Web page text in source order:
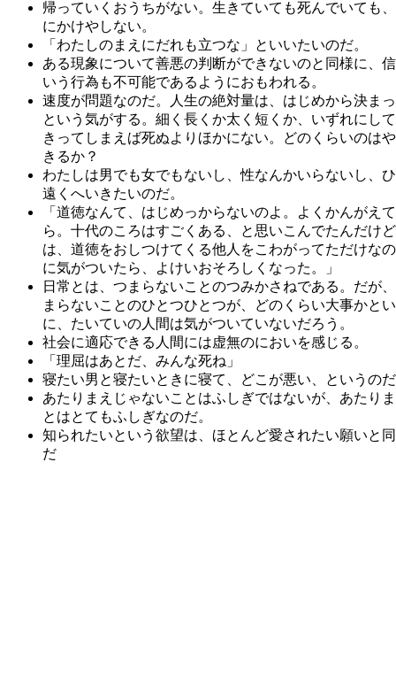
帰っていくおうちがない。生きていても死んでいても
にかけやしない。
「わたしのまえにだれも立つな」といいたいのだ。
ある現象について善悪の判断ができないのと同様に、
いう行為も不可能であるようにおもわれる。
速度が問題なのだ。人生の絶対量は、はじめから決ま
という気がする。細く長くか太く短くか、いずれにし
きってしまえば死ぬよりほかにない。どのくらいのは
きるか？
わたしは男でも女でもないし、性なんかいらないし、
遠くへいきたいのだ。
「道徳なんて、はじめっからないのよ。よくかんがえ
ら。十代のころはすごくある、と思いこんでたんだけ
は、道徳をおしつけてくる他人をこわがってただけな
に気がついたら、よけいおそろしくなった。」
日常とは、つまらないことのつみかさねである。だが
まらないことのひとつひとつが、どのくらい大事かと
に、たいていの人間は気がついていないだろう。
社会に適応できる人間には虚無のにおいを感じる。
「理屈はあとだ、みんな死ね」
寝たい男と寝たいときに寝て、どこが悪い、というの
あたりまえじゃないことはふしぎではないが、あたり
とはとてもふしぎなのだ。
知られたいという欲望は、ほとんど愛されたい願いと
だ